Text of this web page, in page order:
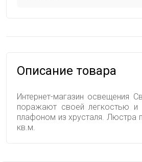
Описание товара
Интернет-магазин освещения
поражают своей легкостью и
плафоном из хрусталя. Люстра
кв.м.